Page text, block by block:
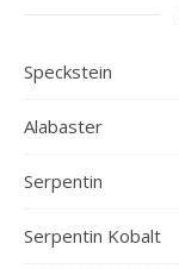
Speckstein
Alabaster
Serpentin
Serpentin Kobalt